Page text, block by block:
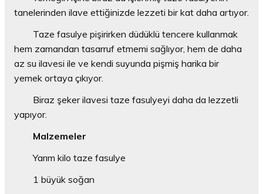
tanelerinden ilave ettiğinizde lezzeti bir kat daha artıyor.
Taze fasulye pişirirken düdüklü tencere kullanmak
hem zamandan tasarruf etmemi sağlıyor, hem de daha
az su ilavesi ile ve kendi suyunda pişmiş harika bir
yemek ortaya çıkıyor.
Biraz şeker ilavesi taze fasulyeyi daha da lezzetli
yapıyor.
Malzemeler
Yarım kilo taze fasulye
1 büyük soğan